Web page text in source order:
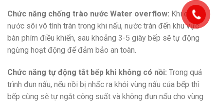
Chức năng chống trào nước Water overflow: Khi có
nước sôi vô tình tràn trong khi nấu, nước tràn đến khu vực
bàn phím điều khiển, sau khoảng 3-5 giây bếp sẽ tự động
ngừng hoạt động để đảm bảo an toàn.
Chức năng tự động tắt bếp khi không có nồi: Trong quá
trình đun nấu, nếu nồi bị nhấc ra khỏi vùng nấu của bếp thì
bếp cũng sẽ tự ngắt công suất và không đun nấu cho vùng